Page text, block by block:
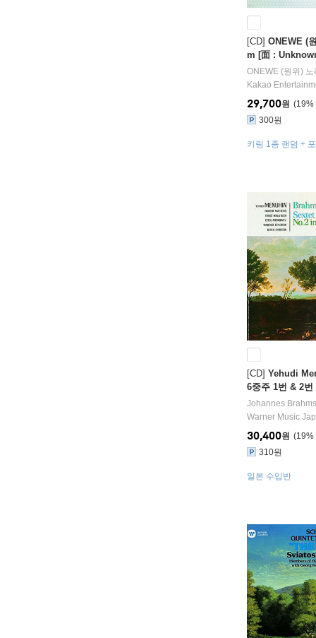
[CD] ONEWE (
m [面 :
ver.][5종 중 1종
ONEWE (원위) 노
Kakao
19%
29,700원
300원
키링 1종 랜덤 +
[CD] Yehudi
6중주 1번 & 2
extets No.1 &
Johannes Brahms
Warner Music
19%
30,400원
310원
일본 수입반